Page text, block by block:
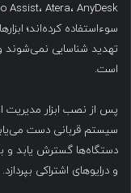
سوءاستفاده کرده‌اند؛
تهدید شناسایی نمی‌شوند
است.
سیستم قربانی دست
دستگاه‌ها گسترش یابد
و درایوهای اشتراکی بپردازد.